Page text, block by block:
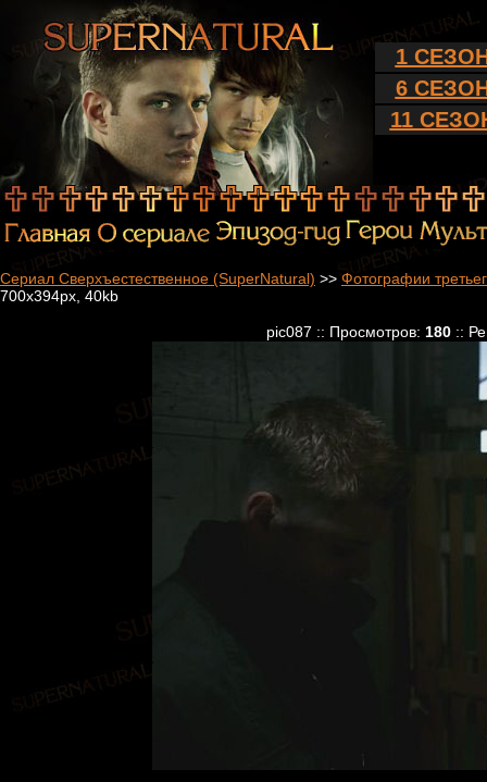
1
6
11
Сериал Сверхъестественное (SuperNatural) >> Фотографии
700x394px, 40kb
pic087 :: Просмотров: 180::